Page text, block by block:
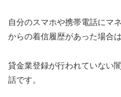
自分のスマホや携帯電話にマ
からの着信履歴があった場合
貸金業登録が行われていない
話です。